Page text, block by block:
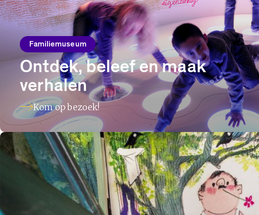
Familiemuseum
Ontdek, beleef en maak
verhalen
Kom op bezoek!